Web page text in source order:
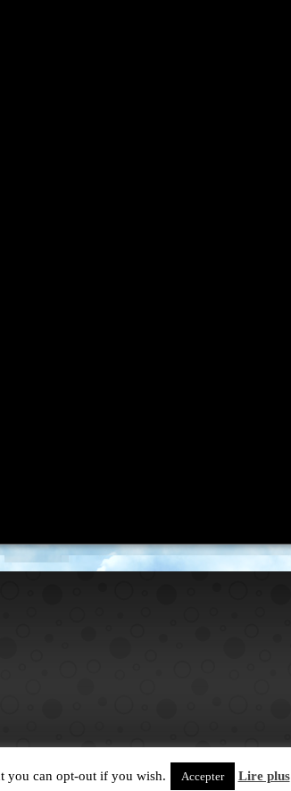
you can opt-out if you wish. Accepter Lire plus